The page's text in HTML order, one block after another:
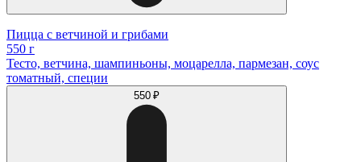
Пицца с ветчиной и грибами
550 г
Тесто, ветчина, шампиньоны, моцарелла, пармезан, соус
томатный, специи
550 ₽